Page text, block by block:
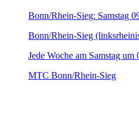
Bonn/Rhein-Sieg: Samstag
Bonn/Rhein-Sieg
Jede Woche am Samstag um
MTC Bonn/Rhein-Sieg